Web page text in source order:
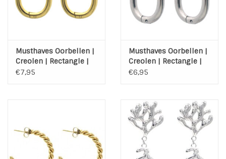
Musthaves Oorbellen |
Creolen | Rectangle |
Gold | Stainless Steel
€7,95
Musthaves Oorbellen |
Creolen | Rectangle |
Stainless Steel
€6,95